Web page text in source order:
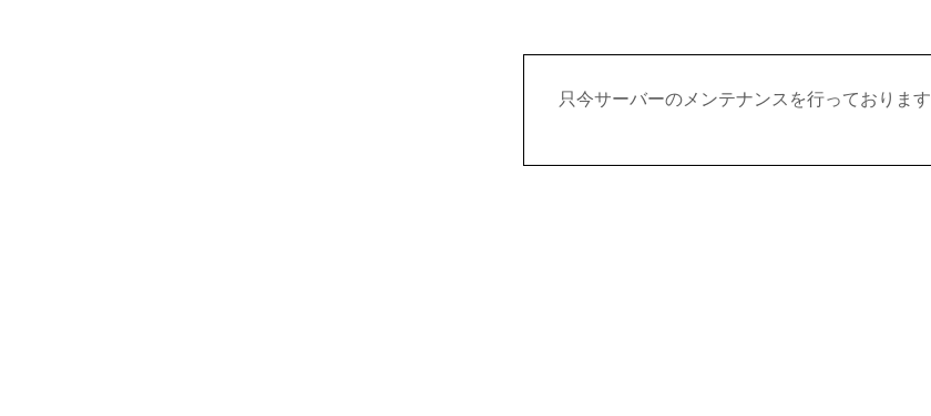
只今サーバーのメンテナンスを行っております